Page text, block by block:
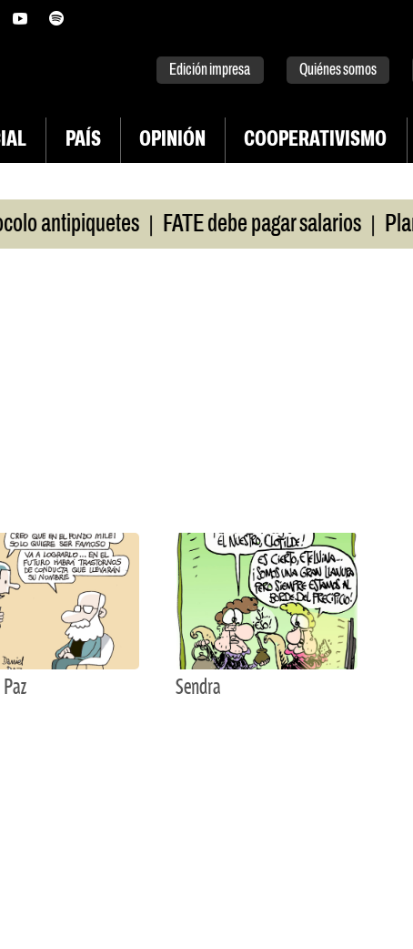
twitterinstagram
Edición impresa Quiénes somos
PAÍS OPINIÓN COOPERATIVISMO
| FATE debe pagar salarios | Plan de
Sendra